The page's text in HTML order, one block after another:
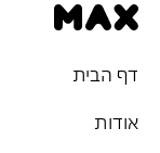
דף הבית
אודות